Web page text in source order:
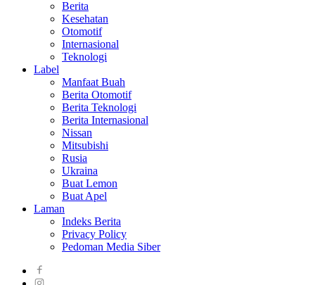
Berita
Kesehatan
Otomotif
Internasional
Teknologi
Label
Manfaat Buah
Berita Otomotif
Berita Teknologi
Berita Internasional
Nissan
Mitsubishi
Rusia
Ukraina
Buat Lemon
Buat Apel
Laman
Indeks Berita
Privacy Policy
Pedoman Media Siber